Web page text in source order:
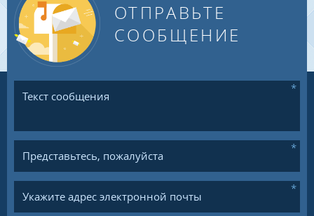
ОТПРАВЬТЕ
СООБЩЕНИЕ